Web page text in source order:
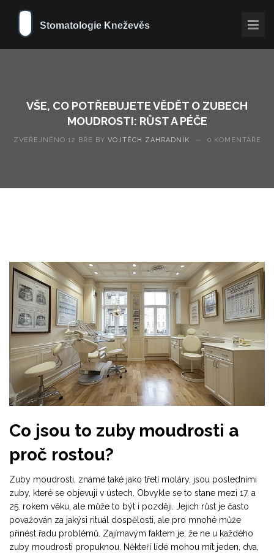
VŠE, CO POTŘEBUJETE VĚDĚT O ZUBECH
MOUDROSTI: RŮST A PÉČE
ZVEŘEJNĚNO 12 BŘE BY VOJTĚCH ZAHRADNÍK — 0 KOMENTÁŘE
Co jsou to zuby moudrosti a
proč rostou?
Zuby moudrosti, známé také jako třetí moláry, jsou posledními
zuby, které se objevují v ústech. Obvykle se to stane mezi 17. a
25. rokem věku, ale může to být i později. Jejich růst je často
považován za jakýsi rituál dospělosti, ale pro mnohé může
přinést řadu problémů. Zajímavým faktem je, že ne u každého
zuby moudrosti propuknou. Někteří lidé mohou mít jeden, dva,